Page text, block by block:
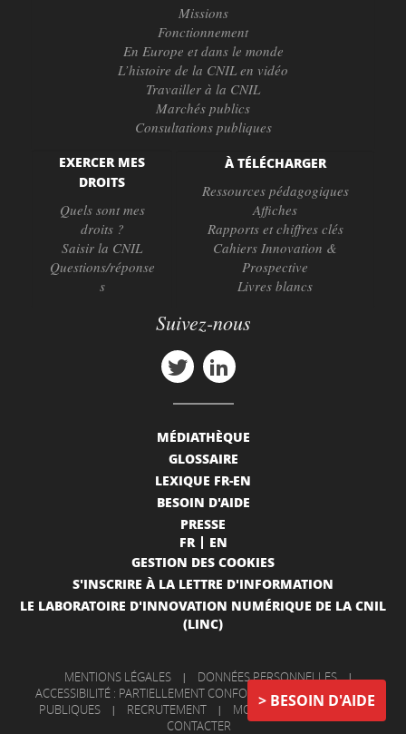
BESOIN D'AIDE
Missions
Fonctionnement
En Europe et dans le monde
L’histoire de la CNIL en vidéo
Travailler à la CNIL
Marchés publics
Consultations publiques
EXERCER MES
DROITS
Quels sont mes
droits ?
Saisir la CNIL
Questions/réponse
s
À TÉLÉCHARGER
Ressources pédagogiques
Affiches
Rapports et chiffres clés
Cahiers Innovation &
Prospective
Livres blancs
Suivez-nous
MÉDIATHÈQUE
GLOSSAIRE
LEXIQUE FR-EN
BESOIN D'AIDE
PRESSE
FR
EN
GESTION DES COOKIES
S'INSCRIRE À LA LETTRE D'INFORMATION
LE LABORATOIRE D'INNOVATION NUMÉRIQUE DE LA CNIL
(LINC)
MENTIONS LÉGALES | DONNÉES PERSONNELLES |
ACCESSIBILITÉ : PARTIELLEMENT CONFORME
|
INFORMATIONS
PUBLIQUES
| RECRUTEMENT | MON COMPTE |
NOUS
CONTACTER